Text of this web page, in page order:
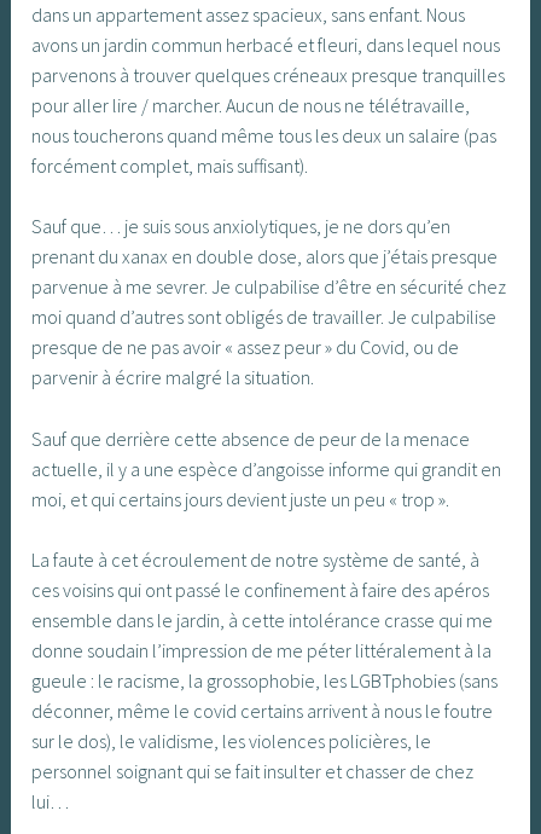
dans un appartement assez spacieux, sans enfant. Nous
avons un jardin commun herbacé et fleuri, dans lequel nous
parvenons à trouver quelques créneaux presque tranquilles
pour aller lire / marcher. Aucun de nous ne télétravaille,
nous toucherons quand même tous les deux un salaire (pas
forcément complet, mais suffisant).
Sauf que… je suis sous anxiolytiques, je ne dors qu’en
prenant du xanax en double dose, alors que j’étais presque
parvenue à me sevrer. Je culpabilise d’être en sécurité chez
moi quand d’autres sont obligés de travailler. Je culpabilise
presque de ne pas avoir « assez peur » du Covid, ou de
parvenir à écrire malgré la situation.
Sauf que derrière cette absence de peur de la menace
actuelle, il y a une espèce d’angoisse informe qui grandit en
moi, et qui certains jours devient juste un peu « trop ».
La faute à cet écroulement de notre système de santé, à
ces voisins qui ont passé le confinement à faire des apéros
ensemble dans le jardin, à cette intolérance crasse qui me
donne soudain l’impression de me péter littéralement à la
gueule : le racisme, la grossophobie, les LGBTphobies (sans
déconner, même le covid certains arrivent à nous le foutre
sur le dos), le validisme, les violences policières, le
personnel soignant qui se fait insulter et chasser de chez
lui…